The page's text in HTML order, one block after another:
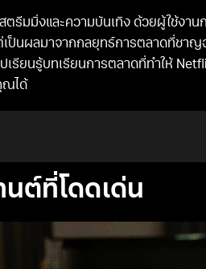
รีมมิ่งและความบันเทิง ด้วยผู้ใช้งาน
เป็นผลมาจากกลยุทธ์การตลาดที่ชาญ
เรียนรู้บทเรียนการตลาดที่ทำให้
ณได้
นต์ที่โดดเด่น